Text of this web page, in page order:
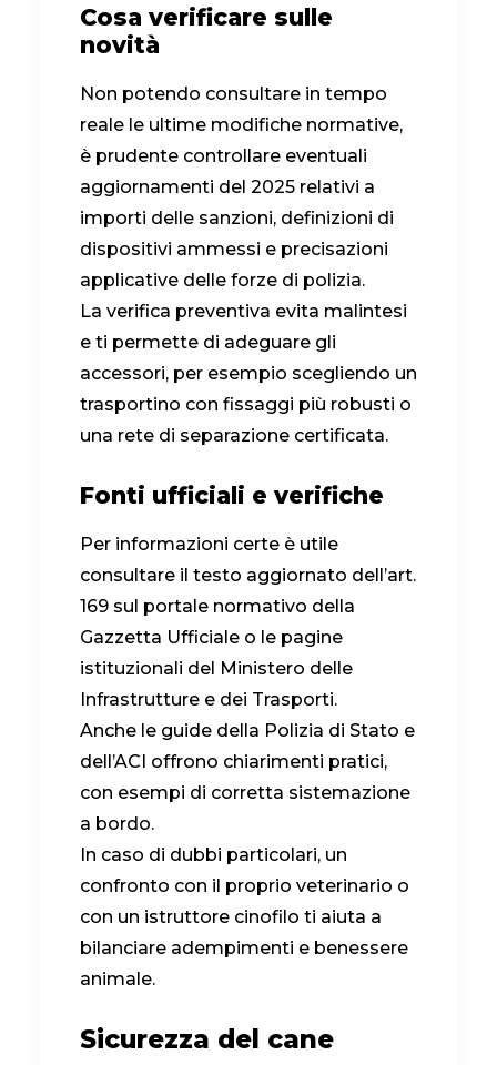
Cosa verificare sulle
novità
Non potendo consultare in tempo
reale le ultime modifiche normative,
è prudente controllare eventuali
aggiornamenti del 2025 relativi a
importi delle sanzioni, definizioni di
dispositivi ammessi e precisazioni
applicative delle forze di polizia.
La verifica preventiva evita malintesi
e ti permette di adeguare gli
accessori, per esempio scegliendo un
trasportino con fissaggi più robusti o
una rete di separazione certificata.
Fonti ufficiali e verifiche
Per informazioni certe è utile
consultare il testo aggiornato dell’art.
169 sul portale normativo della
Gazzetta Ufficiale o le pagine
istituzionali del Ministero delle
Infrastrutture e dei Trasporti.
Anche le guide della Polizia di Stato e
dell’ACI offrono chiarimenti pratici,
con esempi di corretta sistemazione
a bordo.
In caso di dubbi particolari, un
confronto con il proprio veterinario o
con un istruttore cinofilo ti aiuta a
bilanciare adempimenti e benessere
animale.
Sicurezza del cane